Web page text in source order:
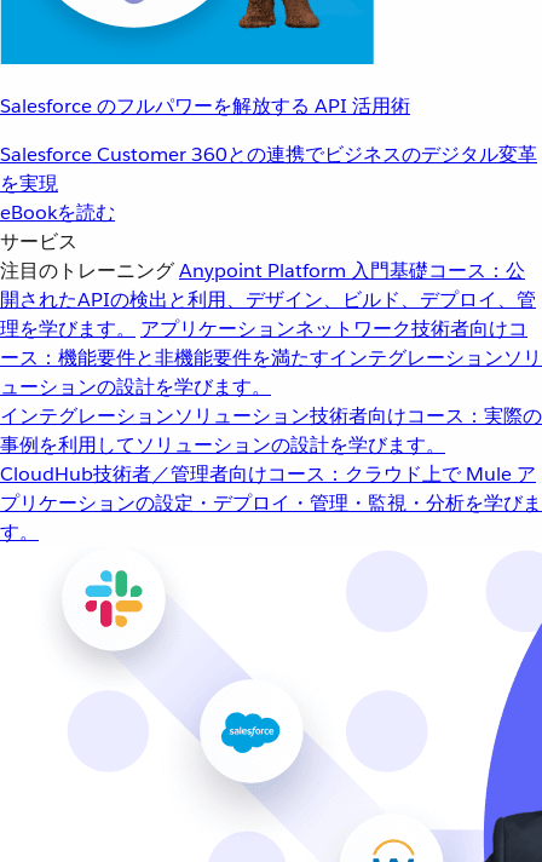
Salesforce のフルパワーを解放する API 活用術
Salesforce Customer 360との連携でビジネスのデジタル変革
を実現
eBookを読む
サービス
注目のトレーニングAnypoint Platform 入門基礎コース：公
開されたAPIの検出と利用、デザイン、ビルド、デプロイ、管
理を学びます。
アプリケーションネットワーク技術者向けコ
ース：機能要件と非機能要件を満たすインテグレーションソリ
ューションの設計を学びます。
インテグレーションソリューション技術者向けコース：実際の
事例を利用してソリューションの設計を学びます。
CloudHub技術者／管理者向けコース：クラウド上で Mule ア
プリケーションの設定・デプロイ・管理・監視・分析を学びま
す。